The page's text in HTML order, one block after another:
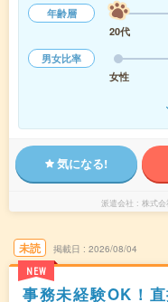
年齢層
20代
男女比率
女性
気になる!
派遣会社 株式
未読
NEW
掲載日 2026/08/04
事務未経験OK！